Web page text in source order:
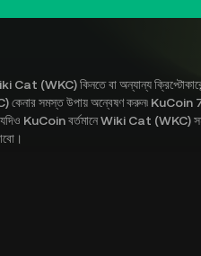
Cat (WKC) কিনতে বা অন্যান্য
সমস্ত উপায় অন্বেষণ করুন৷ KuCoin 700
KuCoin বর্তমানে Wiki Cat (WKC) সমর্থন